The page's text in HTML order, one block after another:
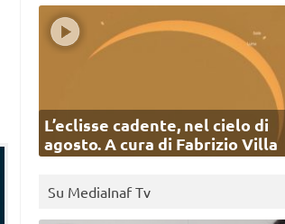
L’eclisse cadente, nel cielo di
agosto. A cura di Fabrizio Villa
Su MediaInaf Tv